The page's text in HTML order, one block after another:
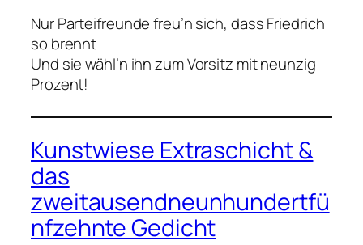
Nur Parteifreunde freu’n sich, dass Friedrich
so brennt
Und sie wähl’n ihn zum Vorsitz mit neunzig
Prozent!
Kunstwiese Extraschicht &
das
zweitausendneunhundertfü
nfzehnte Gedicht